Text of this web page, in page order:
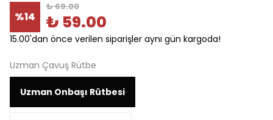
%14
₺ 69.00
₺ 59.00
15.00'dan önce verilen siparişler aynı gün kargoda!
Uzman Çavuş Rütbe
Uzman Onbaşı Rütbesi